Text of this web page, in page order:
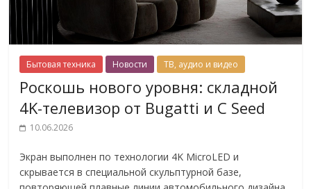
Бытовая техника Новости ТВ, аудио и видео
Роскошь нового уровня: складной
4K-телевизор от Bugatti и C Seed
10.06.2026
Экран выполнен по технологии 4K MicroLED и
скрывается в специальной скульптурной базе,